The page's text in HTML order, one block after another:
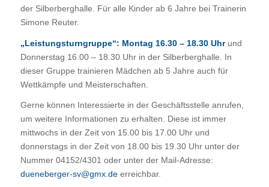
der Silberberghalle. Für alle Kinder ab 6 Jahre bei Trainerin
Simone Reuter.
„Leistungsturngruppe“: Montag 16.30 – 18.30 Uhrund
Donnerstag 16.00 – 18.30 Uhr in der Silberberghalle. In
dieser Gruppe trainieren Mädchen ab 5 Jahre auch für
Wettkämpfe und Meisterschaften.
Gerne können Interessierte in der Geschäftsstelle anrufen,
um weitere Informationen zu erhalten. Diese ist immer
mittwochs in der Zeit von 15.00 bis 17.00 Uhr und
donnerstags in der Zeit von 18.00 bis 19.30 Uhr unter der
Nummer 04152/4301 oder unter der Mail-Adresse:
dueneberger-sv@gmx.deerreichbar.